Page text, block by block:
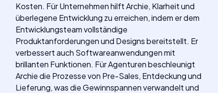
Kosten. Für Unternehmen hilft Archie, Klarheit und
überlegene Entwicklung zu erreichen, indem er dem
Entwicklungsteam vollständige
Produktanforderungen und Designs bereitstellt. Er
verbessert auch Softwareanwendungen mit
brillanten Funktionen. Für Agenturen beschleunigt
Archie die Prozesse von Pre-Sales, Entdeckung und
Lieferung, was die Gewinnspannen verwandelt und